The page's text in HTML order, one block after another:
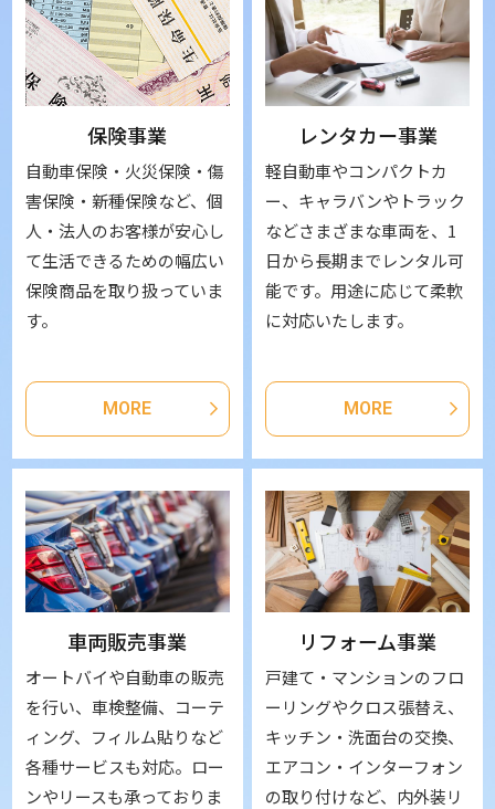
保険事業
自動車保険・火災保険・傷
害保険・新種保険など、個
人・法人のお客様が安心し
て生活できるための幅広い
保険商品を取り扱っていま
す。
MORE
レンタカー事業
軽自動車やコンパクトカ
ー、キャラバンやトラック
などさまざまな車両を、1
日から長期までレンタル可
能です。用途に応じて柔軟
に対応いたします。
MORE
車両販売事業
オートバイや自動車の販売
を行い、車検整備、コーテ
ィング、フィルム貼りなど
各種サービスも対応。ロー
ンやリースも承っておりま
リフォーム事業
戸建て・マンションのフロ
ーリングやクロス張替え、
キッチン・洗面台の交換、
エアコン・インターフォン
の取り付けなど、内外装リ